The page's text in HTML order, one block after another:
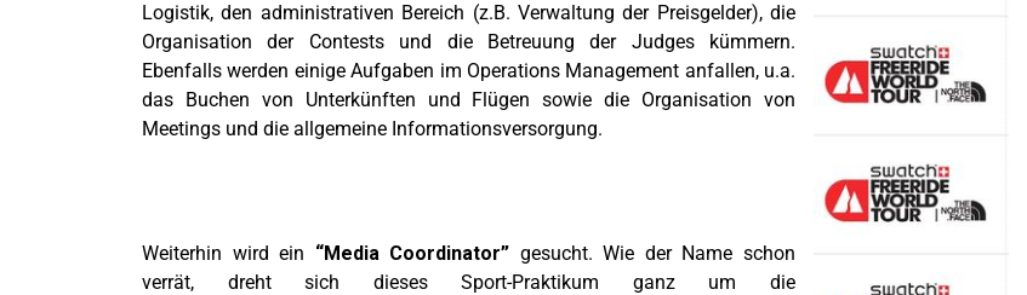
Logistik, den administrativen Bereich (z.B. Verwaltung der Preisgelder), die
Organisation der Contests und die Betreuung der Judges kümmern.
Ebenfalls werden einige Aufgaben im Operations Management anfallen, u.a.
das Buchen von Unterkünften und Flügen sowie die Organisation von
Meetings und die allgemeine Informationsversorgung.
Weiterhin wird ein “Media Coordinator” gesucht. Wie der Name schon
verrät, dreht sich dieses Sport-Praktikum ganz um die